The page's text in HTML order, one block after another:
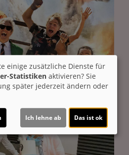
einige zusätzliche Dienste für
Statistiken aktivieren? Sie
später jederzeit ändern oder
Ich lehne ab Das ist ok